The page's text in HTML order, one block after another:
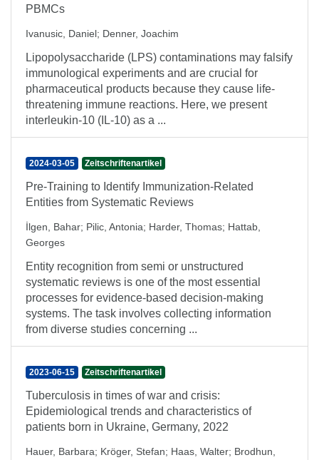
PBMCs
Ivanusic, Daniel; Denner, Joachim
Lipopolysaccharide (LPS) contaminations may falsify
immunological experiments and are crucial for
pharmaceutical products because they cause life-
threatening immune reactions. Here, we present
interleukin-10 (IL-10) as a ...
2024-03-05 Zeitschriftenartikel
Pre-Training to Identify Immunization-Related
Entities from Systematic Reviews
İlgen, Bahar; Pilic, Antonia; Harder, Thomas; Hattab,
Georges
Entity recognition from semi or unstructured
systematic reviews is one of the most essential
processes for evidence-based decision-making
systems. The task involves collecting information
from diverse studies concerning ...
2023-06-15 Zeitschriftenartikel
Tuberculosis in times of war and crisis:
Epidemiological trends and characteristics of
patients born in Ukraine, Germany, 2022
Hauer, Barbara; Kröger, Stefan; Haas, Walter; Brodhun,